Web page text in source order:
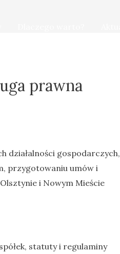
prawna
działalności gospodarczych,
przygotowaniu umów i
i Nowym Mieście
statuty i regulaminy